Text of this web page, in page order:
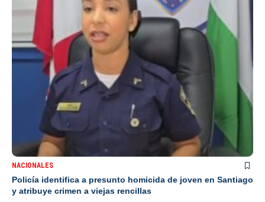
NACIONALES
Policía identifica a presunto homicida de joven en Santiago
y atribuye crimen a viejas rencillas